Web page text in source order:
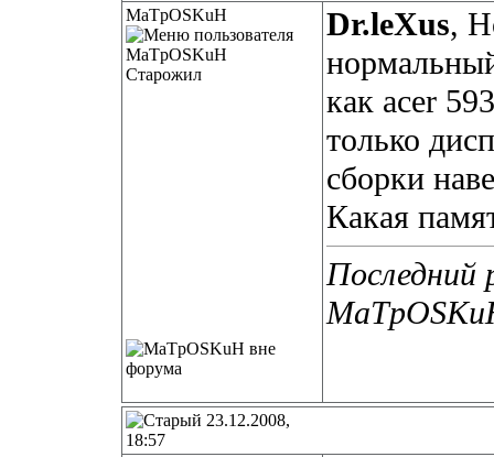
MaTpOSKuH
Старожил
Dr.leXus,
как acer
только
сборки
Какая
Последний
23.12.2008,
18:57